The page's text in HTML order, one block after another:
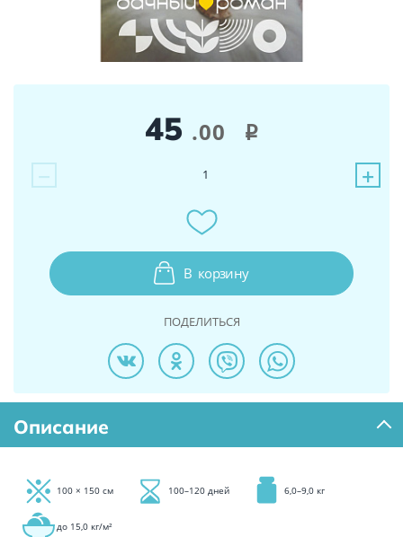
45 .00 i
− +
1
В корзину
ПОДЕЛИТЬСЯ
Описание
100 × 150 см 100–120 дней 6,0–9,0 кг
до 15,0 кг/м²